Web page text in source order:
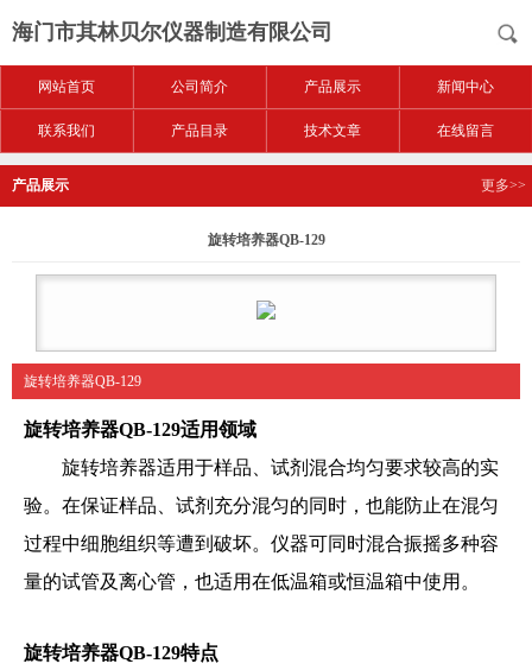
海门市其林贝尔仪器制造有限公司
网站首页 公司简介 产品展示 新闻中心
联系我们 产品目录 技术文章 在线留言
产品展示 更多>>
旋转培养器QB-129
旋转培养器QB-129
旋转培养器QB-129适用领域
旋转培养器适用于样品、试剂混合均匀要求较高的实
验。在保证样品、试剂充分混匀的同时，也能防止在混匀
过程中细胞组织等遭到破坏。仪器可同时混合振摇多种容
量的试管及离心管，也适用在低温箱或恒温箱中使用。
旋转培养器QB-129特点